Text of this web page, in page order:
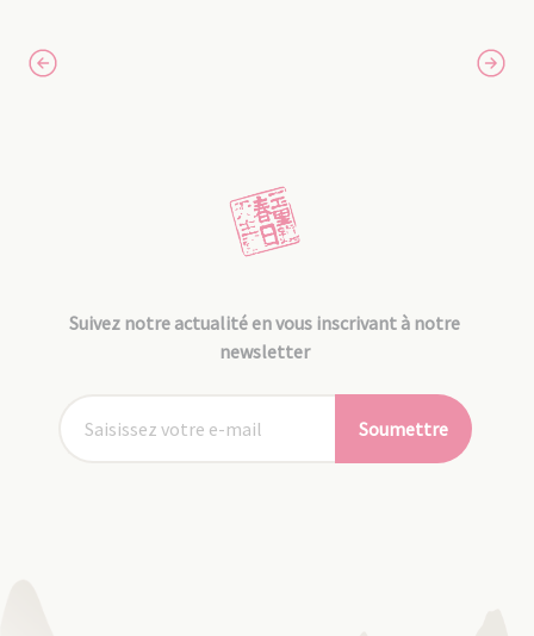
Suivez notre actualité en vous inscrivant à notre
newsletter
Soumettre